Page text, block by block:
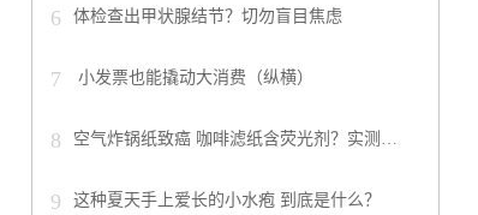
6 体检查出甲状腺结节？切勿盲目焦虑
7 小发票也能撬动大消费（纵横）
8 空气炸锅纸致癌 咖啡滤纸含荧光剂？实测…
9 这种夏天手上爱长的小水疱 到底是什么？